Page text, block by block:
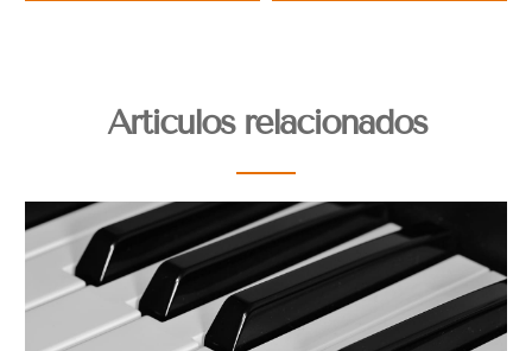
Articulos relacionados